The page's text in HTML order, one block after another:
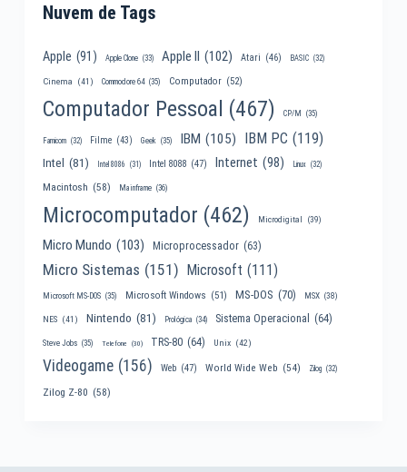
Nuvem de Tags
Apple (91) Apple Clone (33) Apple II (102) Atari (46) BASIC (32)
Cinema (41) Commodore 64 (35) Computador (52)
Computador Pessoal (467) CP/M (35)
Famicom (32) Filme (43) Geek (35) IBM (105) IBM PC (119)
Intel (81) Intel 8086 (31) Intel 8088 (47) Internet (98) Linux (32)
Macintosh (58) Mainframe (36)
Microcomputador (462) Microdigital (39)
Micro Mundo (103) Microprocessador (63)
Micro Sistemas (151) Microsoft (111)
Microsoft MS-DOS (35) Microsoft Windows (51) MS-DOS (70) MSX (38)
NES (41) Nintendo (81) Prológica (34) Sistema Operacional (64)
Steve Jobs (35) Telefone (30) TRS-80 (64) Unix (42)
Videogame (156) Web (47) World Wide Web (54) Zilog (32)
Zilog Z-80 (58)